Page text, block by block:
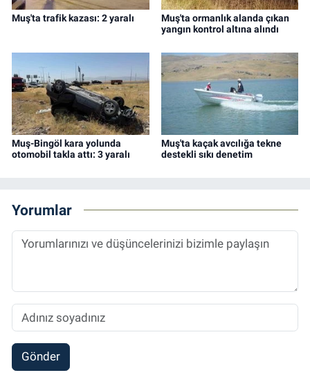
Muş'ta trafik kazası: 2 yaralı
Muş'ta ormanlık alanda çıkan
yangın kontrol altına alındı
Muş-Bingöl kara yolunda
otomobil takla attı: 3 yaralı
Muş'ta kaçak avcılığa tekne
destekli sıkı denetim
Yorumlar
Gönder